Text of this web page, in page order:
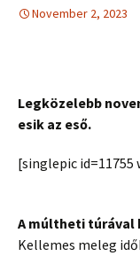
November 2, 2023
Legközelebb
esik az eső.
[singlepic
A múltheti túrával
Kellemes meleg